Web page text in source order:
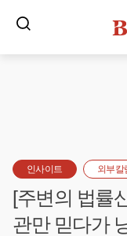
인사이트 외부칼
[주변의 법률
관만 믿다가